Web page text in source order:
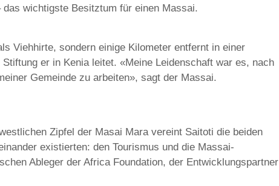
wichtigste Besitztum für einen Massai.
Viehhirte, sondern einige Kilometer entfernt in einer
er in Kenia leitet. «Meine Leidenschaft war es, nach
Gemeinde zu arbeiten», sagt der Massai.
Zipfel der Masai Mara vereint Saitoti die beiden
existierten: den Tourismus und die Massai-
Ableger der Africa Foundation, der Entwicklungspartner